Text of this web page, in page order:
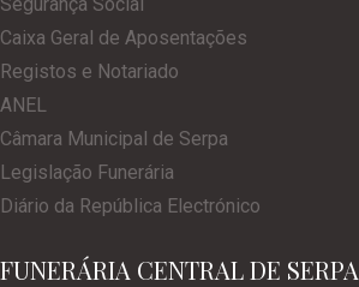
Caixa Geral de Aposentações
Registos e Notariado
ANEL
Câmara Municipal de Serpa
Legislação Funerária
Diário da República Electrónico
FUNERÁRIA CENTRAL DE SERPA